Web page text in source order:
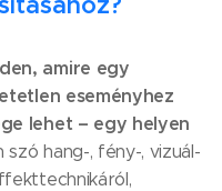
amire egy
eseményhez
lehet – egy helyen
szó hang-, fény-, vizuál-